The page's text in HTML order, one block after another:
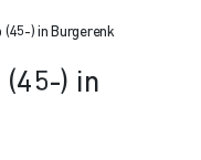
(45-) in Burgerenk
(45-) in